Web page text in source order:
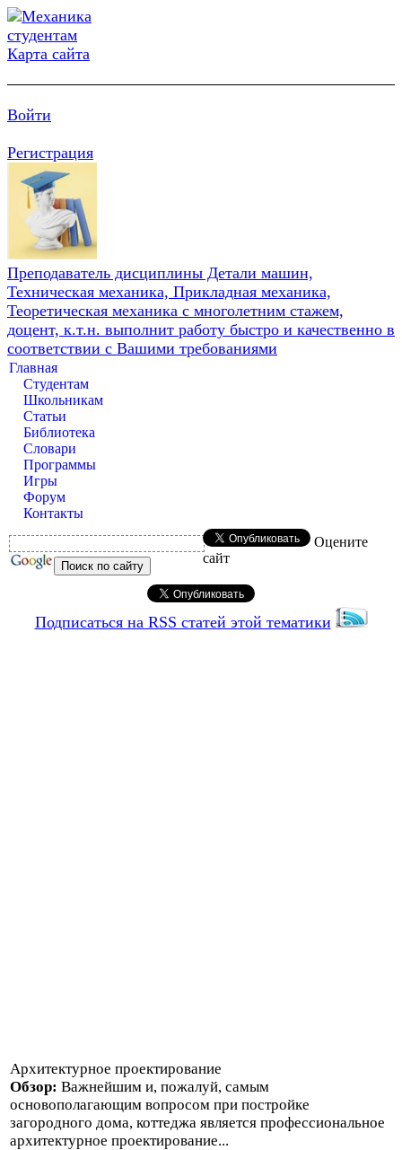
Карта сайта
Войти
Регистрация
Преподаватель дисциплины Детали машин,
Техническая механика, Прикладная механика,
Теоретическая механика с многолетним стажем,
доцент, к.т.н. выполнит работу быстро и качественно в
соответствии с Вашими требованиями
Главная
Студентам
Школьникам
Статьи
Библиотека
Словари
Программы
Игры
Форум
Контакты
Оцените
сайт
Подписаться на RSS статей этой тематики
Архитектурное проектирование
Обзор: Важнейшим и, пожалуй, самым
основополагающим вопросом при постройке
загородного дома, коттеджа является профессиональное
архитектурное проектирование...